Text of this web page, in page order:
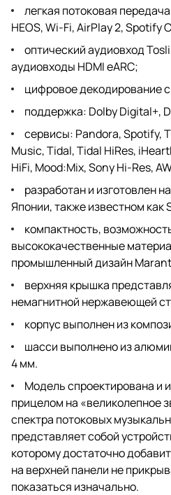
легкая потоковая
HEOS, Wi-Fi, AirPlay 2, Spotify
оптический аудиовход
аудиовходы HDMI eARC;
цифровое декодирование
поддержка: Dolby Digital+,
сервисы: Pandora, Spotify,
Music, Tidal, Tidal HiRes,
HiFi, Mood:Mix, Sony Hi-Res,
разработан и изготовлен
Японии, также известном как
компактность,
высококачественные
промышленный дизайн
верхняя крышка
немагнитной нержавеющей
корпус выполнен из
шасси выполнено из
4 мм.
Модель спроектирована и
прицелом на «великолепное
спектра потоковых
представляет собой
которому достаточно
на верхней панели не
показаться изначально.